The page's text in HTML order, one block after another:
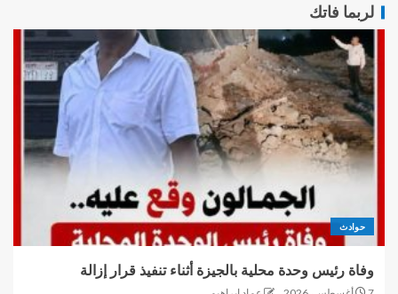
لربما فاتك
حوادث
وفاة رئيس وحدة محلية بالجيزة أثناء تنفيذ قرار إزالة